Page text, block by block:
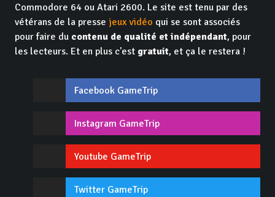
Commodore 64 ou Atari 2600. Le site est tenu par des
vétérans de la presse jeux vidéo qui se sont associés
pour faire du contenu de qualité et indépendant, pour
les lecteurs. Et en plus c'est gratuit, et ça le restera !
Facebook GameTrip
Instagram GameTrip
Youtube GameTrip
Twitter GameTrip